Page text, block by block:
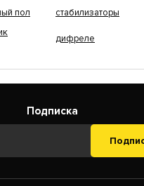
пол
стабилизаторы
дифреле
Подписка